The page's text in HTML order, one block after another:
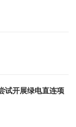
试开展绿电直连项